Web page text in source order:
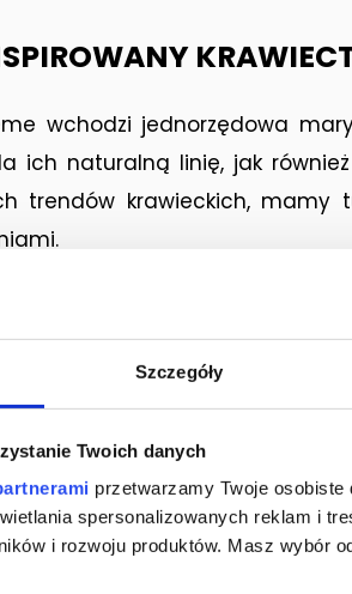
Szczegóły
Twoich danych
przetwarzamy Twoje
spersonalizowanych reklam i
i rozwoju produktów. Masz wybór
wchodzi jednorzędowa
ich naturalną linię, jak
trendów krawieckich,